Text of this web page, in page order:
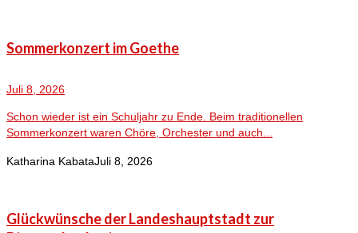
Sommerkonzert im Goethe
Juli 8, 2026
Schon wieder ist ein Schuljahr zu Ende. Beim traditionellen
Sommerkonzert waren Chöre, Orchester und auch...
Katharina KabataJuli 8, 2026
Glückwünsche der Landeshauptstadt zur